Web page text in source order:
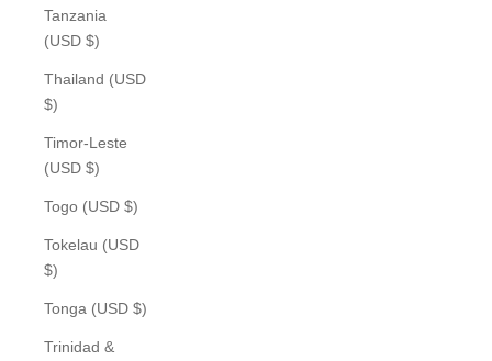
Tanzania
(USD $)
Thailand (USD
$)
Timor-Leste
(USD $)
Togo (USD $)
Tokelau (USD
$)
Tonga (USD $)
Trinidad &